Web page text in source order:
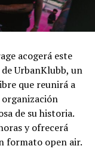
acogerá este
UrbanKlubb, un
que reunirá a
organización
de su historia.
y ofrecerá
formato open air.